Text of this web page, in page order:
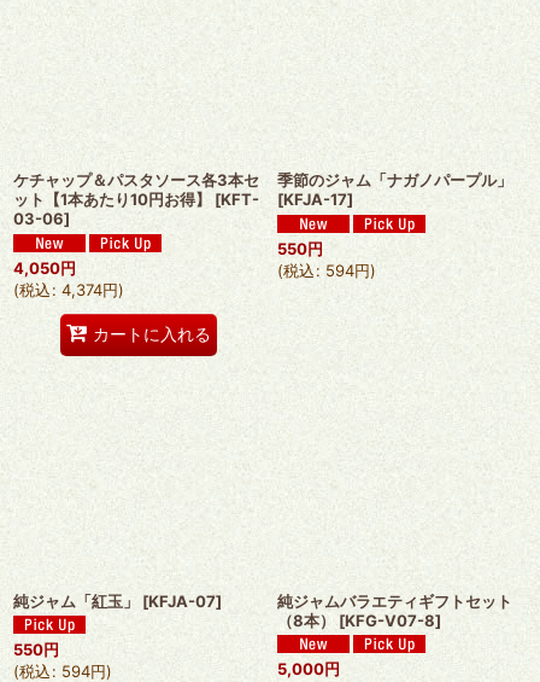
ケチャップ＆パスタソース各3本セ
ット【1本あたり10円お得】
[KFT-
03-06]
4,050円
(税込: 4,374円)
カートに入れる
季節のジャム「ナガノパープル」
[KFJA-17]
550円
(税込: 594円)
純ジャム「紅玉」 [KFJA-07]
550円
(税込: 594円)
純ジャムバラエティギフトセット
（8本）
[KFG-V07-8]
5,000円